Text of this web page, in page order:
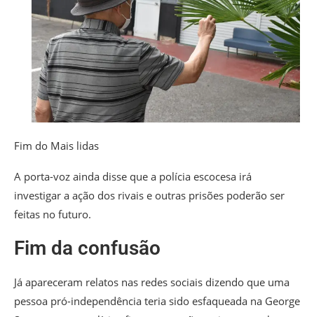
Fim do Mais lidas
A porta-voz ainda disse que a polícia escocesa irá
investigar a ação dos rivais e outras prisões poderão ser
feitas no futuro.
Fim da confusão
Já apareceram relatos nas redes sociais dizendo que uma
pessoa pró-independência teria sido esfaqueada na George